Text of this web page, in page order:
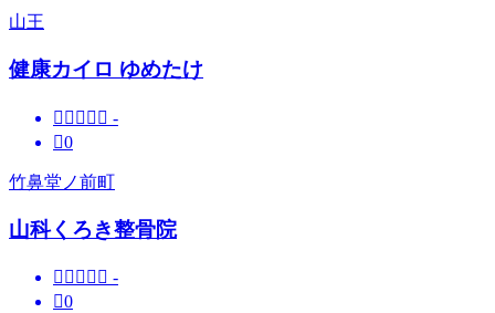
山王
健康カイロ ゆめたけ
     -
0
竹鼻堂ノ前町
山科くろき整骨院
     -
0